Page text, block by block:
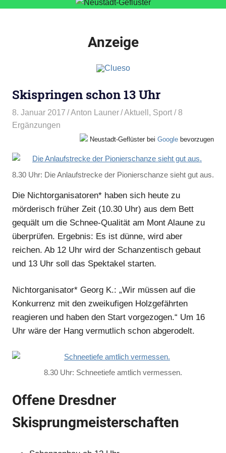
Anzeige
Skispringen schon 13 Uhr
8. Januar 2017 Anton Launer Aktuell , Sport / 8
Ergänzungen
Neustadt-Geflüster bei Google bevorzugen
8.30 Uhr: Die Anlaufstrecke der Pionierschanze sieht gut aus.
Die Nichtorganisatoren* haben sich heute zu
mörderisch früher Zeit (10.30 Uhr) aus dem Bett
gequält um die Schnee-Qualität am Mont Alaune zu
überprüfen. Ergebnis: Es ist dünne, wird aber
reichen. Ab 12 Uhr wird der Schanzentisch gebaut
und 13 Uhr soll das Spektakel starten.
Nichtorganisator* Georg K.: „Wir müssen auf die
Konkurrenz mit den zweikufigen Holzgefährten
reagieren und haben den Start vorgezogen.“ Um 16
Uhr wäre der Hang vermutlich schon abgerodelt.
8.30 Uhr: Schneetiefe amtlich vermessen.
Offene Dresdner
Skisprungmeisterschaften